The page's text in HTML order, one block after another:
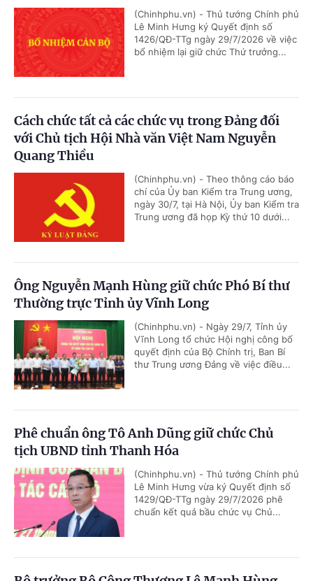
(Chinhphu.vn) - Thủ tướng Chính phủ
Lê Minh Hưng ký Quyết định số
1426/QĐ-TTg ngày 29/7/2026 về việc
bổ nhiệm lại giữ chức Thứ trưởng...
Cách chức tất cả các chức vụ trong Đảng đối
với Chủ tịch Hội Nhà văn Việt Nam Nguyễn
Quang Thiều
(Chinhphu.vn) - Theo thông cáo báo
chí của Ủy ban Kiểm tra Trung ương,
ngày 30/7, tại Hà Nội, Ủy ban Kiểm tra
Trung ương đã họp Kỳ thứ 10 dưới...
Ông Nguyễn Mạnh Hùng giữ chức Phó Bí thư
Thường trực Tỉnh ủy Vĩnh Long
(Chinhphu.vn) - Ngày 29/7, Tỉnh ủy
Vĩnh Long tổ chức Hội nghị công bố
quyết định của Bộ Chính trị, Ban Bí
thư Trung ương Đảng về việc điều...
Phê chuẩn ông Tô Anh Dũng giữ chức Chủ
tịch UBND tỉnh Thanh Hóa
(Chinhphu.vn) - Thủ tướng Chính phủ
Lê Minh Hưng vừa ký Quyết định số
1429/QĐ-TTg ngày 29/7/2026 phê
chuẩn kết quả bầu chức vụ Chủ...